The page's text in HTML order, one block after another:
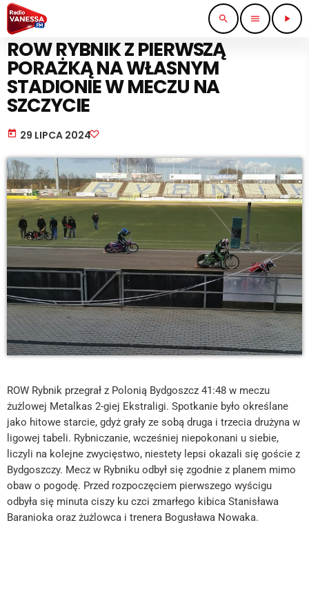
search menu play_arrow
SPORT I TURYSTYKA
ROW RYBNIK Z PIERWSZĄ
PORAŻKĄ NA WŁASNYM
STADIONIE W MECZU NA
SZCZYCIE
today 29 LIPCA 2024
ROW Rybnik przegrał z Polonią Bydgoszcz 41:48 w meczu
żużlowej Metalkas 2-giej Ekstraligi. Spotkanie było określane
jako hitowe starcie, gdyż grały ze sobą druga i trzecia drużyna w
ligowej tabeli. Rybniczanie, wcześniej niepokonani u siebie,
liczyli na kolejne zwycięstwo, niestety lepsi okazali się goście z
Bydgoszczy. Mecz w Rybniku odbył się zgodnie z planem mimo
obaw o pogodę. Przed rozpoczęciem pierwszego wyścigu
odbyła się minuta ciszy ku czci zmarłego kibica Stanisława
Baranioka oraz żużlowca i trenera Bogusława Nowaka.